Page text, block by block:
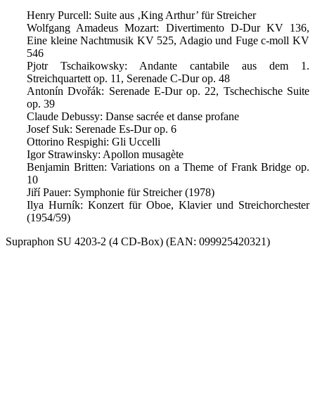
Henry Purcell: Suite aus ‚King Arthur’ für Streicher
Wolfgang Amadeus Mozart: Divertimento D-Dur KV 136,
Eine kleine Nachtmusik KV 525, Adagio und Fuge c-moll KV
546
Pjotr Tschaikowsky: Andante cantabile aus dem 1.
Streichquartett op. 11, Serenade C-Dur op. 48
Antonín Dvořák: Serenade E-Dur op. 22, Tschechische Suite
op. 39
Claude Debussy: Danse sacrée et danse profane
Josef Suk: Serenade Es-Dur op. 6
Ottorino Respighi: Gli Uccelli
Igor Strawinsky: Apollon musagète
Benjamin Britten: Variations on a Theme of Frank Bridge op.
10
Jiří Pauer: Symphonie für Streicher (1978)
Ilya Hurník: Konzert für Oboe, Klavier und Streichorchester
(1954/59)
Supraphon SU 4203-2 (4 CD-Box) (EAN: 099925420321)